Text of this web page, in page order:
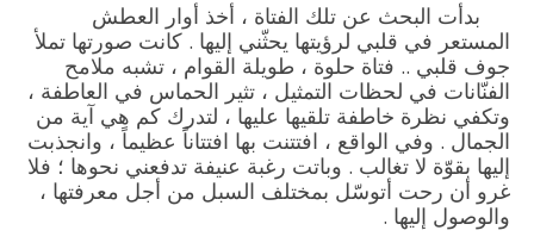
بدأت البحث عن تلك الفتاة ، أخذ أوار العطش
المستعر في قلبي لرؤيتها يحثّني إليها . كانت صورتها تملأ
جوف قلبي .. فتاة حلوة ، طويلة القوام ، تشبه ملامح
الفنّانات في لحظات التمثيل ، تثير الحماس في العاطفة ،
وتكفي نظرة خاطفة تلقيها عليها ، لتدرك كم هي آية من
الجمال . وفي الواقع ، افتتنت بها افتتاناً عظيماً ، وانجذبت
إليها بقوّة لا تغالب . وباتت رغبة عنيفة تدفعني نحوها ؛ فلا
غرو أن رحت أتوسّل بمختلف السبل من أجل معرفتها ،
والوصول إليها .